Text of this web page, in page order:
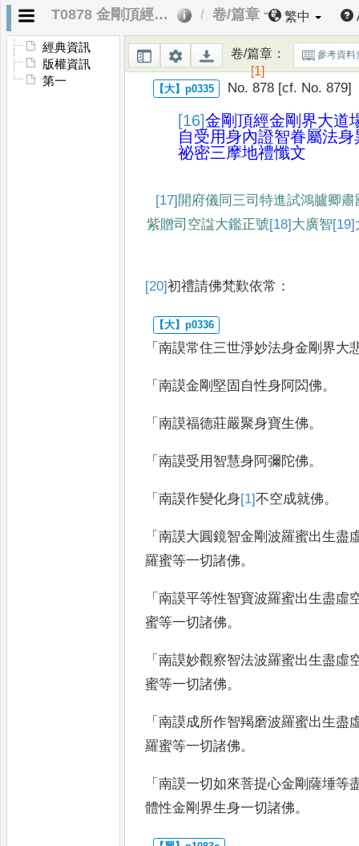
T0878 金剛頂經金剛界大道場毘盧遮那如來自受用身內證智眷屬法身異名佛最上乘祕密三摩地禮懺文 卷/篇章 一 繁中
經典資訊
版權資訊
第一
卷/篇章：
[1]
參考資料
No. 878 [cf. No. 879]
[16]金剛頂經金剛界大道
自受用身內證智眷屬法身
祕密三摩地禮懺文
[17] 開府儀同三司特進試鴻臚卿肅
紫贈司空諡大鑑正號[18] 大廣智[19]
[20]初禮請佛梵歎依常 ：
「南謨常住三世淨妙法身金剛界大
「南謨金剛堅固自性身阿閦佛。
「南謨福德莊嚴聚身寶生佛。
「南謨受用智慧身阿彌陀佛。
「南謨作變化身[1]不空成就佛。
「南謨大圓鏡智金剛波羅蜜出生盡
羅蜜等一切諸佛。
「南謨平等性智寶波羅蜜出生盡虛
蜜等一切諸佛。
「南謨妙觀察智法波羅蜜出生盡虛
蜜等一切諸佛。
「南謨成所作智羯磨波羅蜜出生盡
羅蜜等一切諸佛。
「南謨一切如來菩提心金剛薩埵等
體性金剛界生身一切諸佛。